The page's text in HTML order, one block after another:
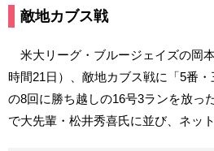
敵地カブス戦
米大リーグ・ブルージェイズの岡
時間21日）、敵地カブス戦に「5番
の8回に勝ち越しの16号3ランを放っ
で大先輩・松井秀喜氏に並び、ネッ